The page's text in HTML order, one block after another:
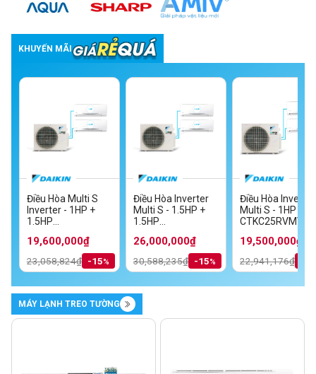
KHUYẾN MÃI
Điều Hòa Multi S
Inverter - 1HP +
1.5HP
19,600,000₫
23,058,824₫ -15
Điều Hòa Inverter
Multi S - 1.5HP +
1.5HP
26,000,000₫
30,588,235₫ -15
Điều Hòa Inverter
Multi S - 1HP +
19,500,000₫
22,941,176₫
MÁY LẠNH TREO TƯỜNG